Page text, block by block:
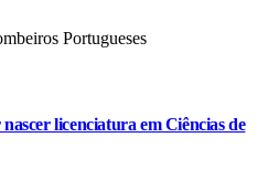
licenciatura em Ciências de